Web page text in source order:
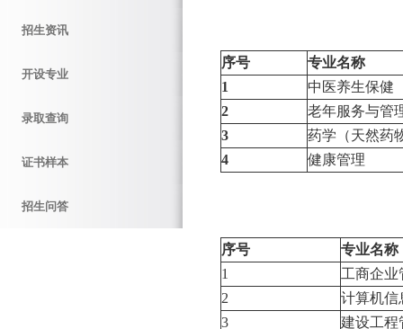
招生资讯
开设专业
录取查询
证书样本
招生问答
序号
专业名称
1
中医养生保健
2
老年服务与管
3
药学（天然药
4
健康管理
序号
专业名称
1
工商企业
2
计算机信
3
建设工程